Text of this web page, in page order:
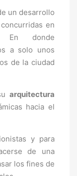
un desarrollo
en
En donde
a solo unos
de la ciudad
arquitectura
hacia el
y para
de una
los fines de